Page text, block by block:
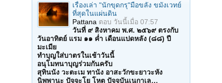
เรื่องเล่า "นักขุดกรุ"มือขลัง ขมังเวทย์
ที่สุดในแผ่นดิน
Pattana ตอบ วันนี้เมื่อ 07:57
วันที่ ๙ สิงหาคม พ.ศ. ๒๕๖๙ ตรงกับ
วันอาทิตย์ แรม ๑๑ ค่ำ เดือนแปดหลัง (๘๘) ปี
มะเมีย
ทำบุญใส่บาตรในเช้าวันนี้
อนุโมทนาบุญร่วมกันครับ
สุทินนัง วะตะเม ทานัง อาสะวักขะยาวะหัง
นิพพานะ ปัจจะโย โหตุ ปัจจุบันเนกาเล…